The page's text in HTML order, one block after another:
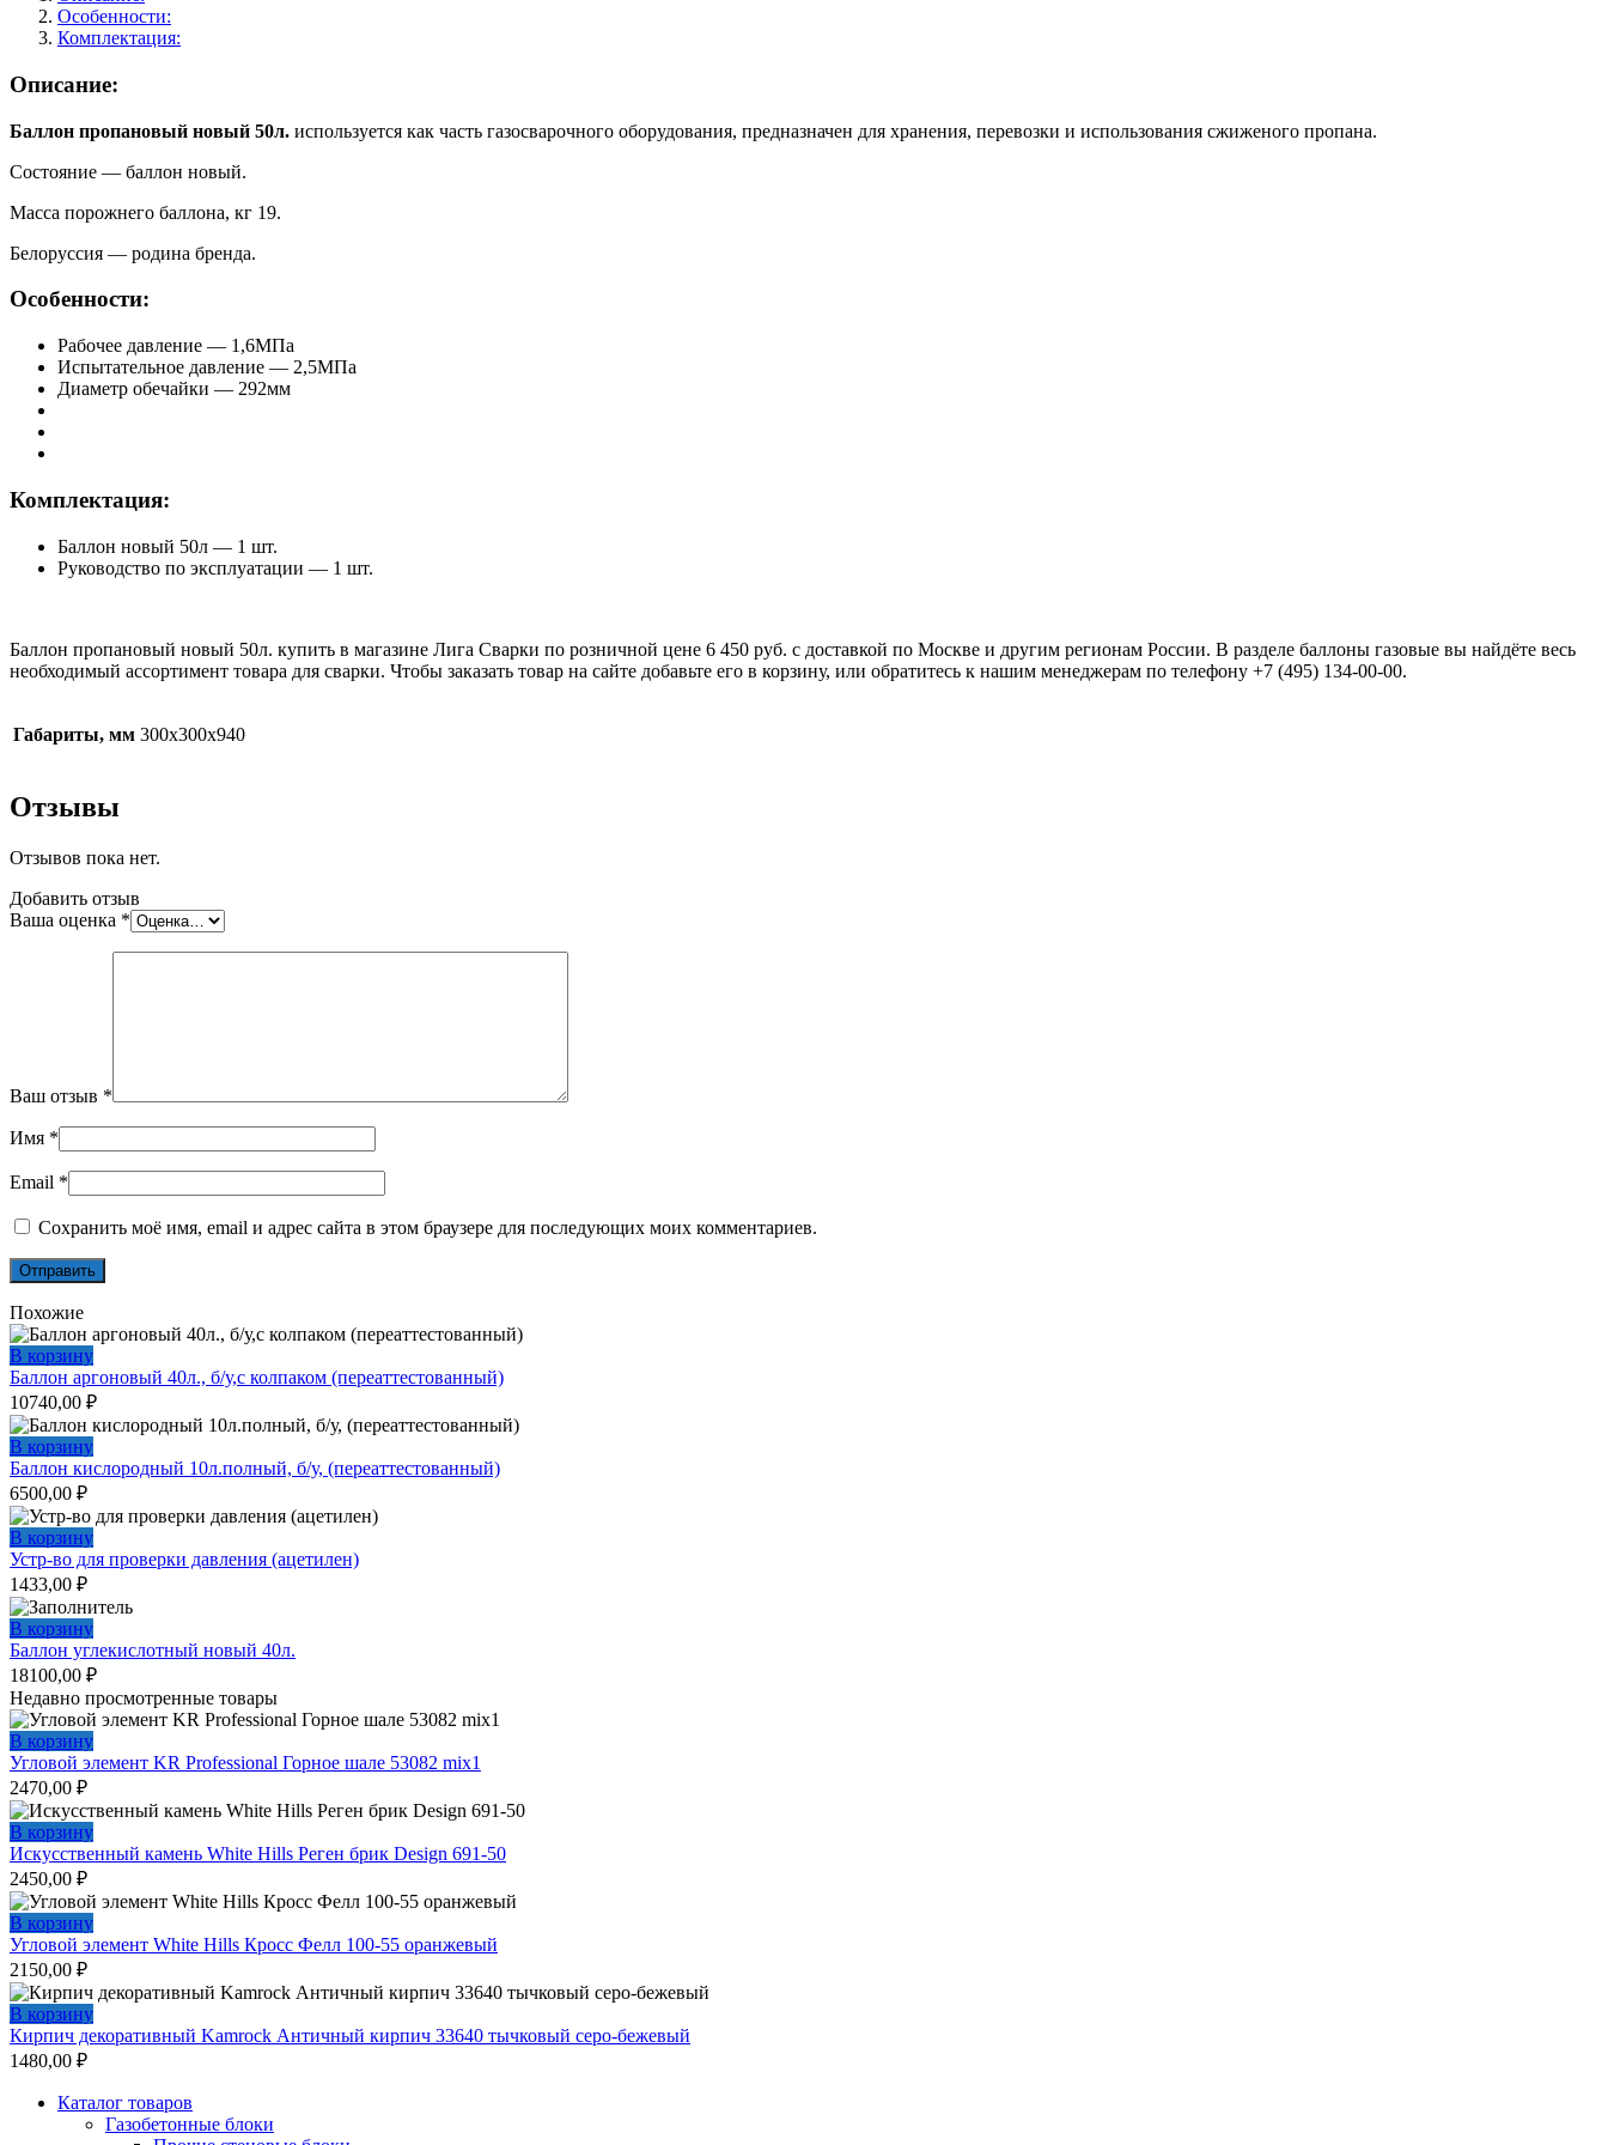
Особенности:
Комплектация:
Описание:
Баллон пропановый новый 50л. используется как часть газосварочного оборудования, предназначен для хранения, перевозки и использования сжиженого пропана.
Состояние — баллон новый.
Масса порожнего баллона, кг 19.
Белоруссия — родина бренда.
Особенности:
Рабочее давление — 1,6МПа
Испытательное давление — 2,5МПа
Диаметр обечайки — 292мм
Комплектация:
Баллон новый 50л — 1 шт.
Руководство по эксплуатации — 1 шт.
Баллон пропановый новый 50л. купить в магазине Лига Сварки по розничной цене 6 450 руб. с доставкой по Москве и другим регионам России. В разделе баллоны газовые вы найдёте весь
необходимый ассортимент товара для сварки. Чтобы заказать товар на сайте добавьте его в корзину, или обратитесь к нашим менеджерам по телефону +7 (495) 134-00-00.
Габариты, мм 300х300х940
Отзывы
Отзывов пока нет.
Добавить отзыв
Ваша оценка *
Ваш отзыв *
Имя *
Email *
Сохранить моё имя, email и адрес сайта в этом браузере для последующих моих комментариев.
Похожие
В корзину
Баллон аргоновый 40л., б/у,с колпаком (переаттестованный)
10740,00 ₽
В корзину
Баллон кислородный 10л.полный, б/у, (переаттестованный)
6500,00 ₽
В корзину
Устр-во для проверки давления (ацетилен)
1433,00 ₽
В корзину
Баллон углекислотный новый 40л.
18100,00 ₽
Недавно просмотренные товары
В корзину
Угловой элемент KR Professional Горное шале 53082 mix1
2470,00 ₽
В корзину
Искусственный камень White Hills Реген брик Design 691-50
2450,00 ₽
В корзину
Угловой элемент White Hills Кросс Фелл 100-55 оранжевый
2150,00 ₽
В корзину
Кирпич декоративный Kamrock Античный кирпич 33640 тычковый серо-бежевый
1480,00 ₽
Каталог товаров
Газобетонные блоки